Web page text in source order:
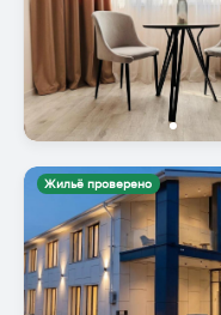
Жильё проверено